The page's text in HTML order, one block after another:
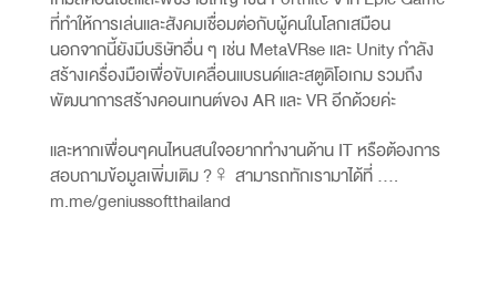
ที่ทำให้การเล่นและสังคมเชื่อมต่อกับผู้คนในโลกเสมือน
นอกจากนี้ยังมีบริษัทอื่น ๆ เช่น MetaVRse และ Unity กำลัง
สร้างเครื่องมือเพื่อขับเคลื่อนแบรนด์และสตูดิโอเกม รวมถึง
พัฒนาการสร้างคอนเทนต์ของ AR และ VR อีกด้วยค่ะ
และหากเพื่อนๆคนไหนสนใจอยากทำงานด้าน IT หรือต้องการ
สอบถามข้อมูลเพิ่มเติม ?‍♀️ สามารถทักเรามาได้ที่ ….
m.me/geniussoftthailand